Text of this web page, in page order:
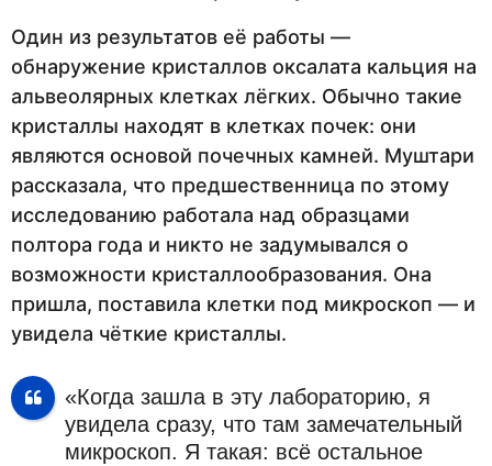
Один из результатов её работы —
обнаружение кристаллов оксалата кальция на
альвеолярных клетках лёгких. Обычно такие
кристаллы находят в клетках почек: они
являются основой почечных камней. Муштари
рассказала, что предшественница по этому
исследованию работала над образцами
полтора года и никто не задумывался о
возможности кристаллообразования. Она
пришла, поставила клетки под микроскоп — и
увидела чёткие кристаллы.
«Когда зашла в эту лабораторию, я
увидела сразу, что там замечательный
микроскоп. Я такая: всё остальное